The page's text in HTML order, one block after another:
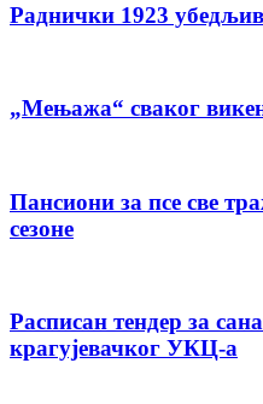
Раднички 1923
„Мењажа“ сваког
Пансиони за псе све
сезоне
Расписан тендер за
крагујевачког УКЦ-а